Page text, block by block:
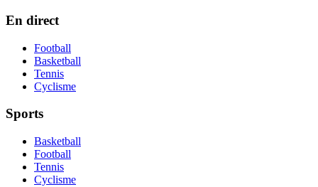
En direct
Football
Basketball
Tennis
Cyclisme
Sports
Basketball
Football
Tennis
Cyclisme